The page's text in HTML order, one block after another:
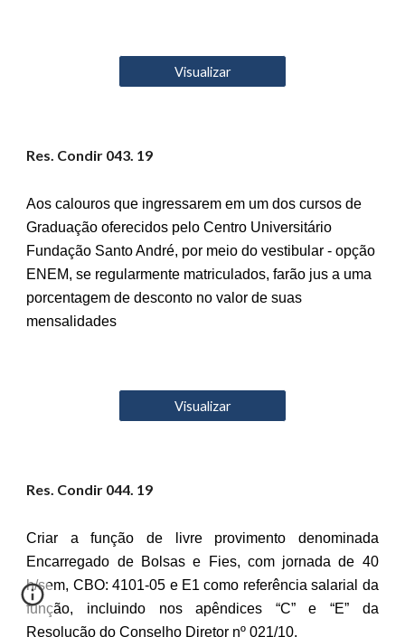
Visualizar
Res. Condir 043. 19
Aos calouros que ingressarem em um dos cursos de
Graduação oferecidos pelo Centro Universitário
Fundação Santo André, por meio do vestibular - opção
ENEM, se regularmente matriculados, farão jus a uma
porcentagem de desconto no valor de suas
mensalidades
Visualizar
Res. Condir 044. 19
Criar a função de livre provimento denominada
Encarregado de Bolsas e Fies, com jornada de 40
h/sem, CBO: 4101-05 e E1 como referência salarial da
função, incluindo nos apêndices “C” e “E” da
Resolução do Conselho Diretor nº 021/10.